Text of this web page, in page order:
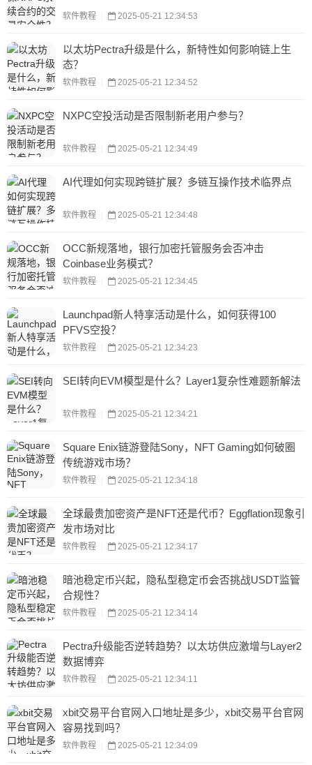
软件教程 2025-05-21 12:34:53
以太坊Pectra升级是什么，新特性如何影响链上生
态？
软件教程 2025-05-21 12:34:52
NXPC空投活动是否限制新老用户参与？
软件教程 2025-05-21 12:34:49
AI代理如何实现跨链扩展？多链互操作技术临界点
软件教程 2025-05-21 12:34:48
OCC新规落地，银行加密托管服务会否冲击
Coinbase业务模式？
软件教程 2025-05-21 12:34:45
Launchpad新人特享活动是什么，如何获得100
PFVS空投？
软件教程 2025-05-21 12:34:23
SEI转向EVM模型是什么？Layer1复杂性难题新解法
软件教程 2025-05-21 12:34:21
Square Enix链游登陆Sony，NFT Gaming如何破圈
传统游戏市场？
软件教程 2025-05-21 12:34:18
全球最贵加密资产是NFT还是代币？Eggflation现象引
发市场对比
软件教程 2025-05-21 12:34:17
暗池稳定币兴起，隐私型稳定币会否挑战USDT监管
合规性？
软件教程 2025-05-21 12:34:14
Pectra升级能否逆转趋势？以太坊供应激增与Layer2
数据博弈
软件教程 2025-05-21 12:34:11
xbit交易平台官网入口地址是多少，xbit交易平台官网
容易找到吗？
软件教程 2025-05-21 12:34:09